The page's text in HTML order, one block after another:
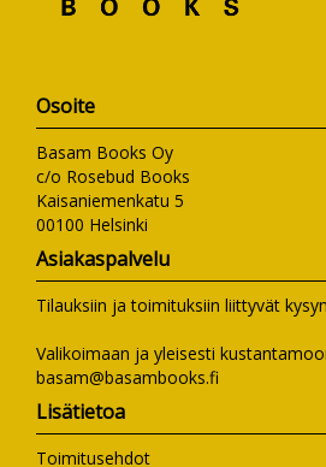
Osoite
Basam Books Oy
c/o Rosebud Books
Kaisaniemenkatu 5
00100 Helsinki
Asiakaspalvelu
Tilauksiin ja toimituksiin liittyvät
Valikoimaan ja yleisesti
basam@basambooks.fi
Lisätietoa
Toimitusehdot